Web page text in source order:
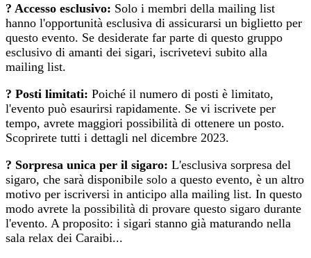
? Accesso esclusivo: Solo i membri della mailing list
hanno l'opportunità esclusiva di assicurarsi un biglietto per
questo evento. Se desiderate far parte di questo gruppo
esclusivo di amanti dei sigari, iscrivetevi subito alla
mailing list.
? Posti limitati: Poiché il numero di posti è limitato,
l'evento può esaurirsi rapidamente. Se vi iscrivete per
tempo, avrete maggiori possibilità di ottenere un posto.
Scoprirete tutti i dettagli nel dicembre 2023.
? Sorpresa unica per il sigaro: L'esclusiva sorpresa del
sigaro, che sarà disponibile solo a questo evento, è un altro
motivo per iscriversi in anticipo alla mailing list. In questo
modo avrete la possibilità di provare questo sigaro durante
l'evento. A proposito: i sigari stanno già maturando nella
sala relax dei Caraibi...